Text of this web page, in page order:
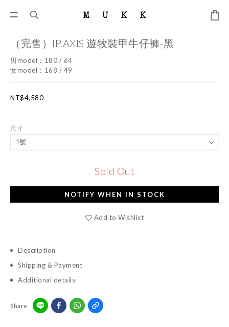
（完售）IP.AXIS 遊牧裝甲牛仔褲-黑
男model：180 / 64
女model：168 / 49
NT$4,580
尺寸
Sold Out
NOTIFY WHEN IN STOCK
Add to Wishlist
Description
Shipping & Payment
Additional details
Share